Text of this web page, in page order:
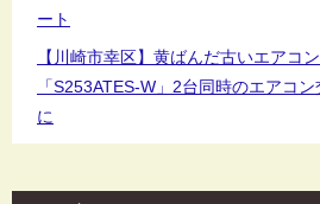
ート
【川崎市幸区】黄ばんだ古いエアコ
「S253ATES-W」2台同時のエアコ
に